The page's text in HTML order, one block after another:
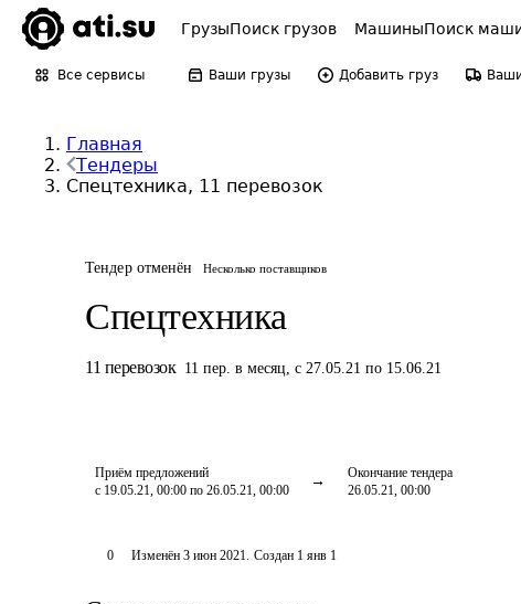
ГрузыПоиск грузов МашиныПоиск
Все сервисы Ваши грузы Добавить груз
Главная
Тендеры
Спецтехника, 11 перевозок
Тендер отменён Несколько поставщиков
Спецтехника
11 перевозок 11 пер. в месяц, с 27.05.21 по 15.06.21
Приём предложений
с 19.05.21, 00:00 по 26.05.21, 00:00
Окончание тендера
26.05.21, 00:00
0 Изменён 3 июн 2021. Создан 1 янв 1